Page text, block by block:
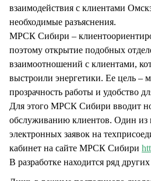
взаимодействия с клиентами
необходимые разъяснения.
МРСК Сибири –
поэтому открытие подобных
взаимоотношений с клиентами,
выстроили энергетики. Ее цель –
прозрачность работы и удобство
Для этого МРСК Сибири вводит
обслуживанию клиентов. Один из
электронных заявок на
кабинет на сайте МРСК Сибири
В разработке находится ряд